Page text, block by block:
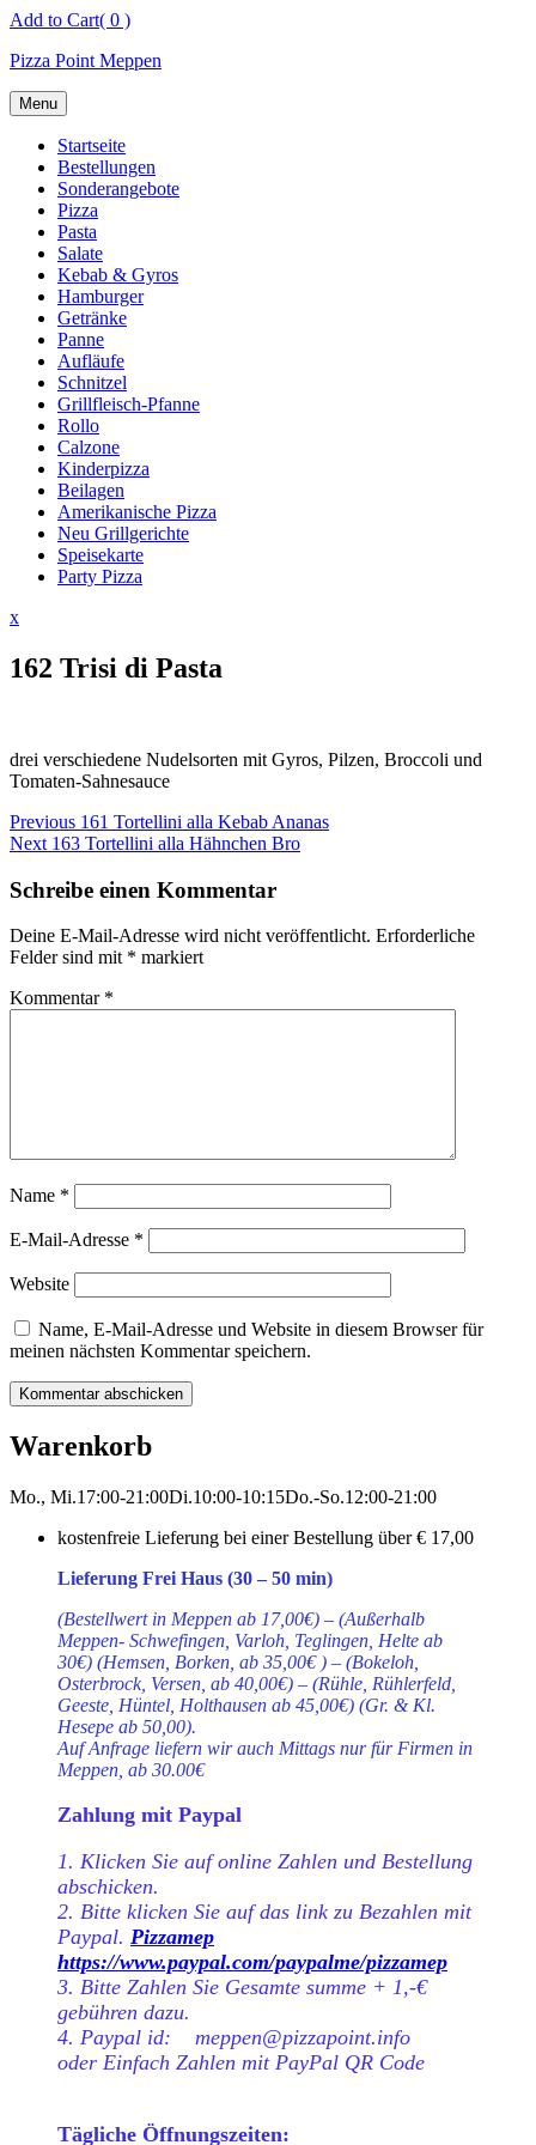
Skip
content
Add to Cart( 0 )
Pizza Point Meppen
Menu
Startseite
Bestellungen
Sonderangebote
Pizza
Pasta
Salate
Kebab & Gyros
Hamburger
Getränke
Panne
Aufläufe
Schnitzel
Grillfleisch-Pfanne
Rollo
Calzone
Kinderpizza
Beilagen
Amerikanische Pizza
Neu Grillgerichte
Speisekarte
Party Pizza
xClose
162 Trisi di Pasta
drei verschiedene Nudelsorten mit Gyros, Pilzen, Broccoli und
Tomaten-Sahnesauce
Beitragsnavigation
Previous Previous
post:
161 Tortellini alla Kebab Ananas
Next Next
163 Tortellini alla Hähnchen Bro
Schreibe einen Kommentar
Deine E-Mail-Adresse wird nicht veröffentlicht. Erforderliche
Felder sind mit * markiert
Kommentar *
Name *
E-Mail-Adresse *
Website
Name, E-Mail-Adresse und Website in diesem Browser für
meinen nächsten Kommentar speichern.
Warenkorb
Mo., Mi.17:00-21:00Di.10:00-10:15Do.-So.12:00-21:00
kostenfreie Lieferung bei einer Bestellung über€ 17,00
Lieferung Frei Haus (30 – 50 min)
(Bestellwert in Meppen ab 17,00€) – (Außerhalb
Meppen- Schwefingen, Varloh, Teglingen, Helte ab
30€) (Hemsen, Borken, ab 35,00€ ) – (Bokeloh,
Osterbrock, Versen, ab 40,00€) – (Rühle, Rühlerfeld,
Geeste, Hüntel, Holthausen ab 45,00€) (Gr. & Kl.
Hesepe ab 50,00).
Auf Anfrage liefern wir auch Mittags nur für Firmen in
Meppen, ab 30.00€
Zahlung mit Paypal
1. Klicken Sie auf online Zahlen und Bestellung
abschicken.
2. Bitte klicken Sie auf das link zu Bezahlen mit
Paypal. Pizzamep
https://www.paypal.com/paypalme/pizzamep
3. Bitte Zahlen Sie Gesamte summe + 1,-€
gebühren dazu.
4. Paypal id: meppen@pizzapoint.info
oder Einfach Zahlen mit PayPal QR Code
Tägliche Öffnungszeiten: